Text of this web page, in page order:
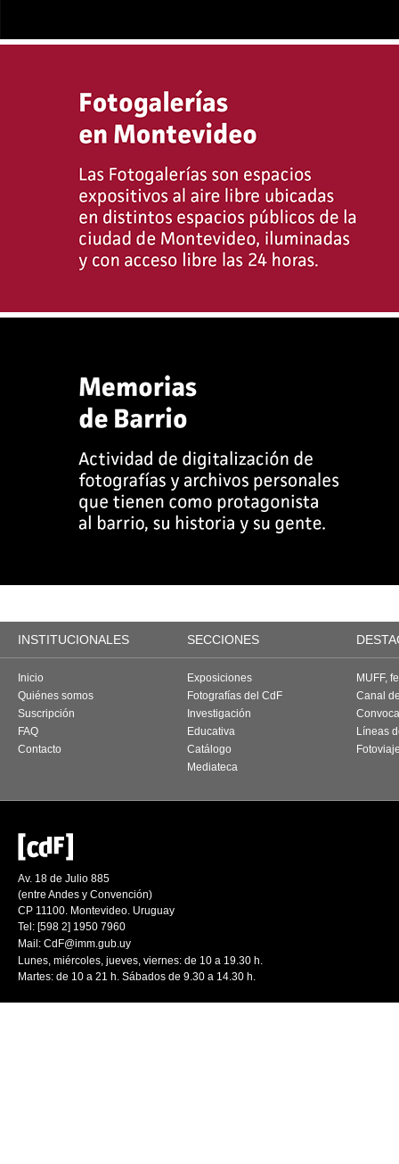
INSTITUCIONALES SECCIONES
Inicio
Quiénes somos
Suscripción
FAQ
Contacto
Exposiciones
Fotografías del CdF
Investigación
Educativa
Catálogo
Mediateca
MUFF,
Canal
Líneas
Av. 18 de Julio 885
(entre Andes y Convención)
CP 11100. Montevideo. Uruguay
Tel: [598 2] 1950 7960
Mail: CdF@imm.gub.uy
Lunes, miércoles, jueves, viernes: de 10 a 19.30 h.
Martes: de 10 a 21 h. Sábados de 9.30 a 14.30 h.